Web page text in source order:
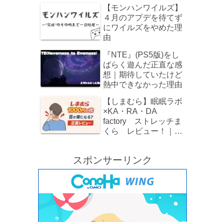
【モンハンワイルズ】
４月のアプデを待てず
にワイルズをやめた理
由
『NTE』(PS5版)をし
ばらく遊んだ正直な感
想｜期待していたけど
熱中できなかった理由
【しまむら】眠眠ラボ
×KA・RA・DA
factory ストレッチま
くら レビュー！｜
スポンサーリンク